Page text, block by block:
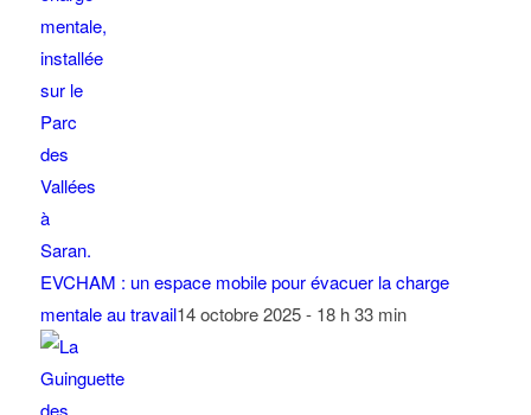
EVCHAM : un espace mobile pour évacuer la charge
mentale au travail14 octobre 2025 - 18 h 33 min